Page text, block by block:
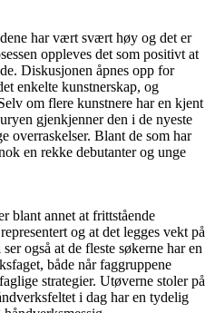
har vært svært høy og det er
oppleves det som positivt at
Diskusjonen åpnes opp for
enkelte kunstnerskap, og
om flere kunstnere har en kjent
gjenkjenner den i de nyeste
overraskelser. Blant de som har
en rekke debutanter og unge
blant annet at frittstående
og at det legges vekt på
også at de fleste søkerne har en
både når faggruppene
strategier. Utøverne stoler på
i dag har en tydelig